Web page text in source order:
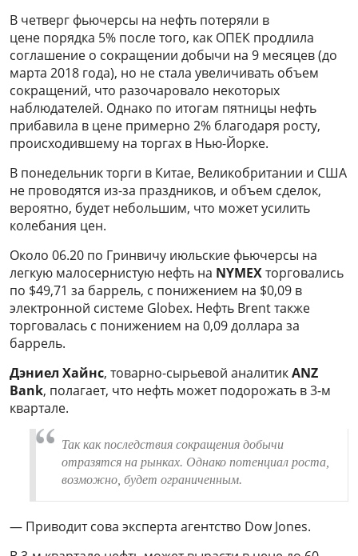
В четверг фьючерсы на нефть потеряли в
цене порядка 5% после того, как ОПЕК продлила
соглашение о сокращении добычи на 9 месяцев (до
марта 2018 года), но не стала увеличивать объем
сокращений, что разочаровало некоторых
наблюдателей. Однако по итогам пятницы нефть
прибавила в цене примерно 2% благодаря росту,
происходившему на торгах в Нью-Йорке.
В понедельник торги в Китае, Великобритании и США
не проводятся из-за праздников, и объем сделок,
вероятно, будет небольшим, что может усилить
колебания цен.
Около 06.20 по Гринвичу июльские фьючерсы на
легкую малосернистую нефть на NYMEXторговались
по $49,71 за баррель, с понижением на $0,09 в
электронной системе Globex. Нефть Brent также
торговалась с понижением на 0,09 доллара за
баррель.
Дэниел Хайнс, товарно-сырьевой аналитикANZ
Bank, полагает, что нефть может подорожать в 3-м
квартале.
Так как последствия сокращения добычи
отразятся на рынках. Однако потенциал роста,
возможно, будет ограниченным.
— Приводит сова эксперта агентство Dow Jones.